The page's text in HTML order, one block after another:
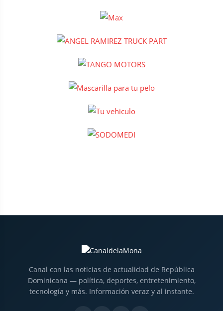
Canal con las noticias de actualidad de República
Dominicana — política, deportes, entretenimiento,
tecnología y más. Información veraz y al instante.